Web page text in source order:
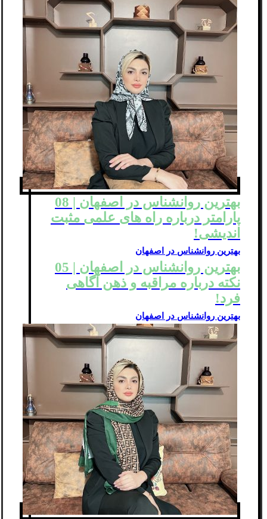
بهترین روانشناس در اصفهان | 08
پارامتر درباره راه های علمی مثبت
اندیشی!
بهترین روانشناس در اصفهان
بهترین روانشناس در اصفهان | 05
نکته درباره مراقبه و ذهن آگاهی
فرد!
بهترین روانشناس در اصفهان